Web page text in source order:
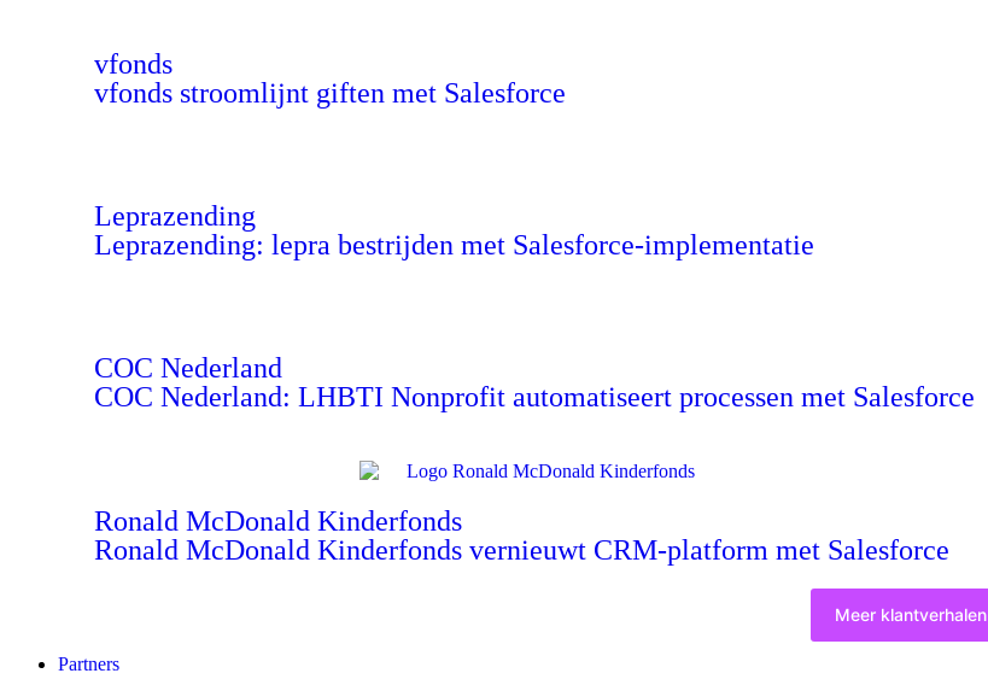
vfonds
vfonds stroomlijnt giften met Salesforce
Leprazending
Leprazending: lepra bestrijden met Salesforce-implementatie
COC Nederland
COC Nederland: LHBTI Nonprofit automatiseert processen met Salesforce
Ronald McDonald Kinderfonds
Ronald McDonald Kinderfonds vernieuwt CRM-platform met Salesforce
Meer klantverhalen
Partners